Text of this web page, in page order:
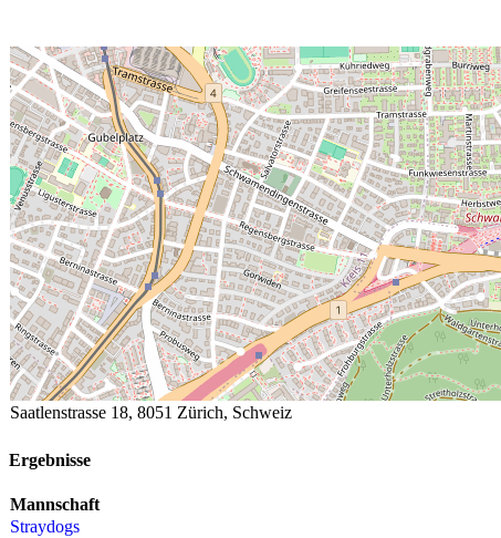
Saatlenstrasse 18, 8051 Zürich, Schweiz
Ergebnisse
Mannschaft
Straydogs